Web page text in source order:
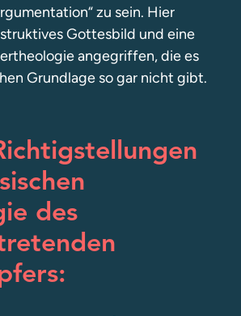
zu sein. Hier
Gottesbild und eine
angegriffen, die es
Grundlage so gar nicht gibt.
des